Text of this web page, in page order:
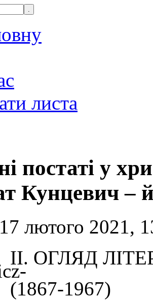
листа
постаті у
Кунцевич –
лютого 2021,
II. ОГЛЯД
(1867-1967)